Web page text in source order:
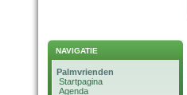
NAVIGATIE
Palmvrienden
Startpagina
Agenda